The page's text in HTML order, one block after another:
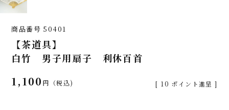
商品番号 50401
【茶道具】
白竹 男子用扇子 利休百首
1,100 税込 [ 10 ポイント進呈 ]